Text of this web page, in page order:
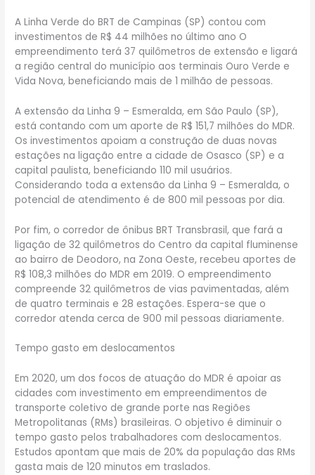
A Linha Verde do BRT de Campinas (SP) contou com
investimentos de R$ 44 milhões no último ano O
empreendimento terá 37 quilômetros de extensão e ligará
a região central do município aos terminais Ouro Verde e
Vida Nova, beneficiando mais de 1 milhão de pessoas.
A extensão da Linha 9 – Esmeralda, em São Paulo (SP),
está contando com um aporte de R$ 151,7 milhões do MDR.
Os investimentos apoiam a construção de duas novas
estações na ligação entre a cidade de Osasco (SP) e a
capital paulista, beneficiando 110 mil usuários.
Considerando toda a extensão da Linha 9 – Esmeralda, o
potencial de atendimento é de 800 mil pessoas por dia.
Por fim, o corredor de ônibus BRT Transbrasil, que fará a
ligação de 32 quilômetros do Centro da capital fluminense
ao bairro de Deodoro, na Zona Oeste, recebeu aportes de
R$ 108,3 milhões do MDR em 2019. O empreendimento
compreende 32 quilômetros de vias pavimentadas, além
de quatro terminais e 28 estações. Espera-se que o
corredor atenda cerca de 900 mil pessoas diariamente.
Tempo gasto em deslocamentos
Em 2020, um dos focos de atuação do MDR é apoiar as
cidades com investimento em empreendimentos de
transporte coletivo de grande porte nas Regiões
Metropolitanas (RMs) brasileiras. O objetivo é diminuir o
tempo gasto pelos trabalhadores com deslocamentos.
Estudos apontam que mais de 20% da população das RMs
gasta mais de 120 minutos em traslados.